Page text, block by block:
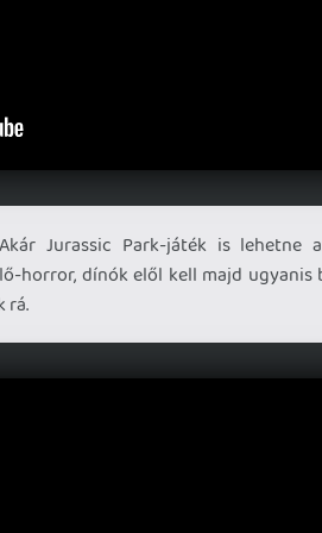
Akár Jurassic Park-játék is lehetne
horror, dínók elől kell majd ugyanis
rá.